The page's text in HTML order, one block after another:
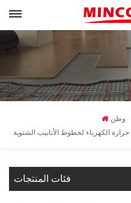
وطن
الكهرباء لخطوط الأنابيب الشتوية
فئات المنتجات